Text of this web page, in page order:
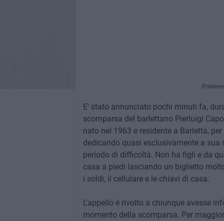
E' stato annunciato pochi minuti fa,
scomparsa del barlettano Pierluigi
nato nel 1963 e residente a Barletta,
dedicando quasi esclusivamente a
periodo di difficoltà. Non ha figli e da
casa a piedi lasciando un biglietto
i soldi, il cellulare e le chiavi di casa.
L'appello è rivolto a chiunque avesse
momento della scomparsa. Per